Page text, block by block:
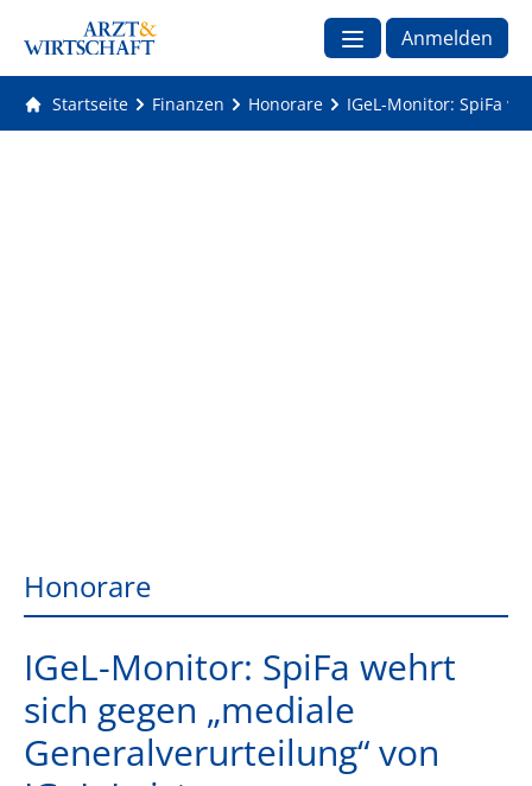
Anmelden
Startseite Finanzen Honorare IGeL-Monitor: SpiFa
Honorare
IGeL-Monitor: SpiFa wehrt
sich gegen „mediale
Generalverurteilung“ von